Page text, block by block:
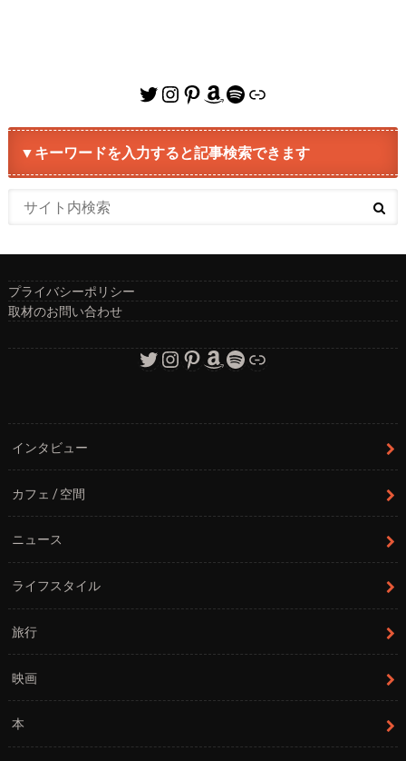
Twitter
Instagram
Pinterest
Amazon
Spotify
リンク
▼キーワードを入力すると記事検索できます
プライバシーポリシー
取材のお問い合わせ
Twitter
Instagram
Pinterest
Amazon
Spotify
リンク
インタビュー
カフェ / 空間
ニュース
ライフスタイル
旅行
映画
本